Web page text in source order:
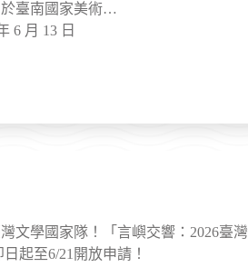
臺南國家美術…
6 月 13 日
文學國家隊！「言嶼交響：2026臺灣
起至6/21開放申請！